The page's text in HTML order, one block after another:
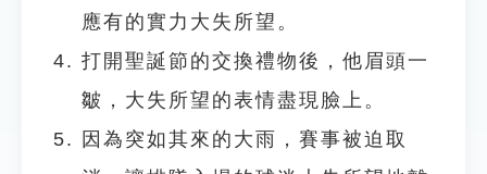
應有的實力大失所望。
打開聖誕節的交換禮物後，他眉頭一
皺，大失所望的表情盡現臉上。
因為突如其來的大雨，賽事被迫取